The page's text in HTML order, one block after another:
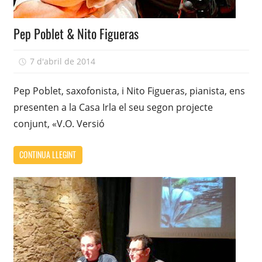
Pep Poblet & Nito Figueras
7 d'abril de 2014
Pep Poblet, saxofonista, i Nito Figueras, pianista, ens
presenten a la Casa Irla el seu segon projecte
conjunt, «V.O. Versió
CONTINUA LLEGINT